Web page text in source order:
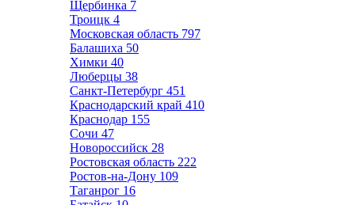
Щербинка 7
Троицк 4
Московская область 797
Балашиха 50
Химки 40
Люберцы 38
Санкт-Петербург 451
Краснодарский край 410
Краснодар 155
Сочи 47
Новороссийск 28
Ростовская область 222
Ростов-на-Дону 109
Таганрог 16